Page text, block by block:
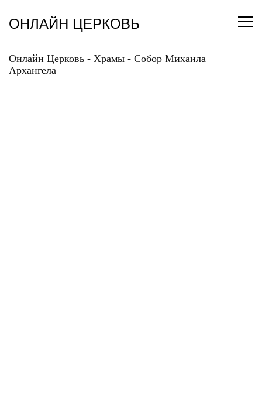
содержанию
ОНЛАЙН ЦЕРКОВЬ
Онлайн Церковь - Храмы - Собор Михаила
Архангела